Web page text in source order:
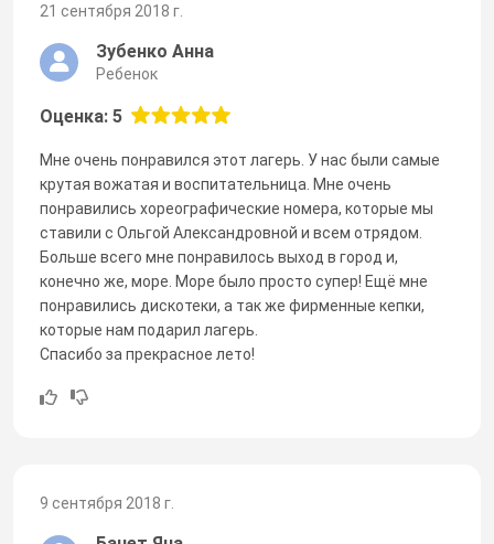
21 сентября 2018 г.
Зубенко Анна
Ребенок
Оценка: 5
Мне очень понравился этот лагерь. У нас были самые
крутая вожатая и воспитательница. Мне очень
понравились хореографические номера, которые мы
ставили с Ольгой Александровной и всем отрядом.
Больше всего мне понравилось выход в город и,
конечно же, море. Море было просто супер! Ещё мне
понравились дискотеки, а так же фирменные кепки,
которые нам подарил лагерь.
Спасибо за прекрасное лето!
9 сентября 2018 г.